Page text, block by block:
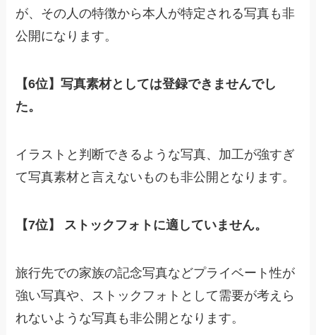
が、その人の特徴から本人が特定される写真も非
公開になります。
【6位】写真素材としては登録できませんでし
た。
イラストと判断できるような写真、加工が強すぎ
て写真素材と言えないものも非公開となります。
【7位】 ストックフォトに適していません。
旅行先での家族の記念写真などプライベート性が
強い写真や、ストックフォトとして需要が考えら
れないような写真も非公開となります。